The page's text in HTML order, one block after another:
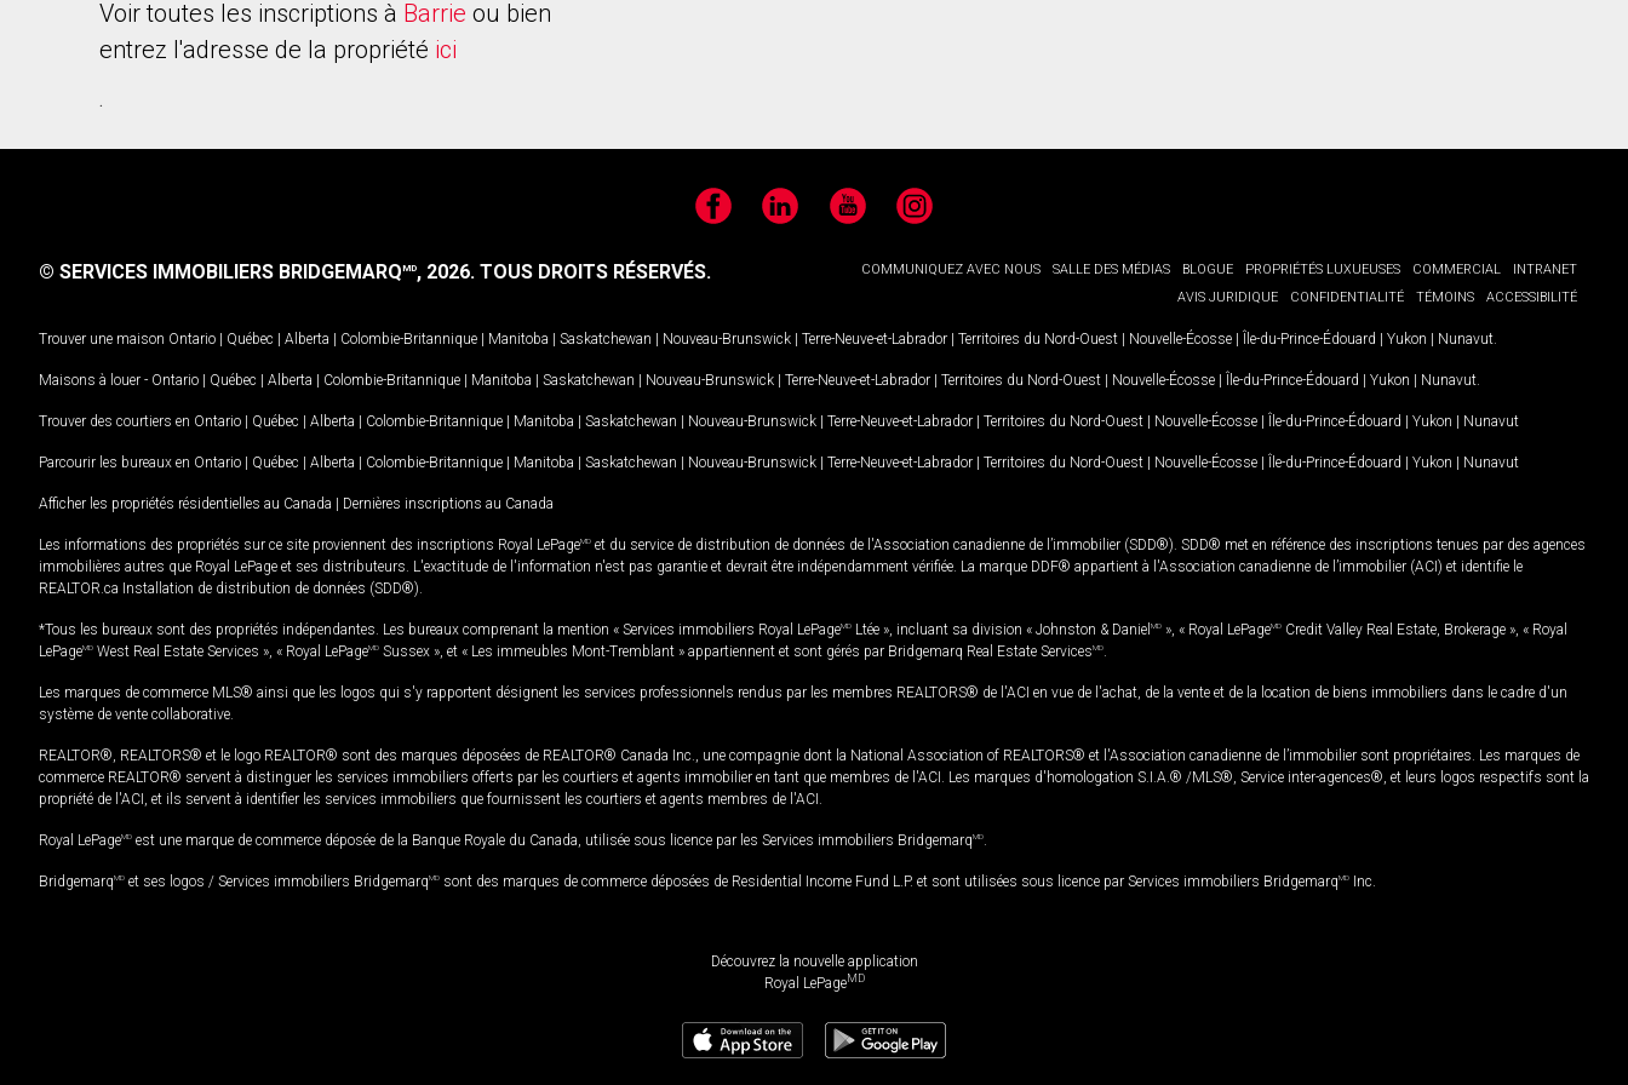
Voir toutes les inscriptions à Barrie ou bien
entrez l'adresse de la propriété ici
.
FacebookLinkedIn YouTubeInstagram
COMMUNIQUEZ AVEC NOUS SALLE DES MÉDIAS BLOGUE PROPRIÉTÉS LUXUEUSES COMMERCIAL
INTRANET
AVIS JURIDIQUE
CONFIDENTIALITÉ TÉMOINS ACCESSIBILITÉ
© SERVICES IMMOBILIERS BRIDGEMARQMD, 2026. TOUS DROITS RÉSERVÉS.
Trouver une maison Ontario | Québec | Alberta | Colombie-Britannique | Manitoba | Saskatchewan | Nouveau-Brunswick | Terre-Neuve-et-Labrador | Territoires du Nord-Ouest | Nouvelle-Écosse | Île-du-Prince-Édouard | Yukon | Nunavut
Maisons à louer - Ontario | Québec | Alberta | Colombie-Britannique | Manitoba | Saskatchewan | Nouveau-Brunswick | Terre-Neuve-et-Labrador | Territoires du Nord-Ouest | Nouvelle-Écosse | Île-du-Prince-Édouard | Yukon | Nunavut
Trouver des courtiers en Ontario | Québec | Alberta | Colombie-Britannique | Manitoba | Saskatchewan | Nouveau-Brunswick | Terre-Neuve-et-Labrador | Territoires du Nord-Ouest | Nouvelle-Écosse | Île-du-Prince-Édouard | Yukon | Nunavut
Parcourir les bureaux en Ontario | Québec | Alberta | Colombie-Britannique | Manitoba | Saskatchewan | Nouveau-Brunswick | Terre-Neuve-et-Labrador | Territoires du Nord-Ouest | Nouvelle-Écosse | Île-du-Prince-Édouard | Yukon | Nunavut
Afficher les propriétés résidentielles au Canada | Dernières inscriptions au Canada
Les informations des propriétés sur ce site proviennent des inscriptions Royal LePageMD et du service de distribution de données de l'Association canadienne de l’immobilier (SDD®). SDD® met en référence des inscriptions tenues par des agences
immobilières autres que Royal LePage et ses distributeurs. L'exactitude de l'information n'est pas garantie et devrait être indépendamment vérifiée. La marque DDF® appartient à l'Association canadienne de l’immobilier (ACI) et identifie le
REALTOR.ca Installation de distribution de données (SDD®).
*Tous les bureaux sont des propriétés indépendantes. Les bureaux comprenant la mention « Services immobiliers Royal LePageMD Ltée », incluant sa division « Johnston & Daniel MD », « Royal LePageMD Credit Valley Real Estate, Brokerage », « Royal
LePageMD West Real Estate Services », « Royal LePageMD Sussex », et « Les immeubles Mont-Tremblant » appartiennent et sont gérés par Bridgemarq Real Estate ServicesMD
Les marques de commerce MLS® ainsi que les logos qui s'y rapportent désignent les services professionnels rendus par les membres REALTORS® de l'ACI en vue de l'achat, de la vente et de la location de biens immobiliers dans le cadre d'un
système de vente collaborative.
REALTOR®, REALTORS® et le logo REALTOR® sont des marques déposées de REALTOR® Canada Inc., une compagnie dont la National Association of REALTORS® et l'Association canadienne de l’immobilier sont propriétaires. Les marques de
commerce REALTOR® servent à distinguer les services immobiliers offerts par les courtiers et agents immobilier en tant que membres de l'ACI. Les marques d'homologation S.I.A.® /MLS®, Service inter-agences®, et leurs logos respectifs sont la
propriété de l'ACI, et ils servent à identifier les services immobiliers que fournissent les courtiers et agents membres de l'ACI.
Royal LePageMD est une marque de commerce déposée de la Banque Royale du Canada, utilisée sous licence par les Services immobiliers BridgemarqMD
BridgemarqMD et ses logos / Services immobiliers BridgemarqMD sont des marques de commerce déposées de Residential Income Fund L.P. et sont utilisées sous licence par Services immobiliers BridgemarqMD Inc.
Découvrez la nouvelle application
Royal LePageMD